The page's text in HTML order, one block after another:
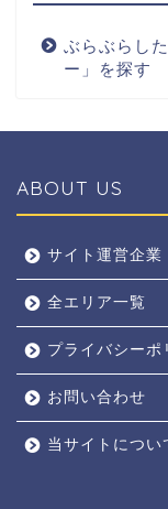
ぶらぶらし
ー」を探す
ABOUT US
サイト運営企業
全エリア一覧
プライバシーポ
お問い合わせ
当サイトについ